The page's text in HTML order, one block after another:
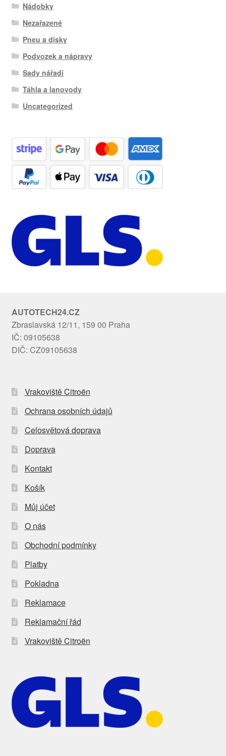
Nádobky
Nezařazené
Pneu a disky
Podvozek a nápravy
Sady nářadí
Táhla a lanovody
Uncategorized
AUTOTECH24.CZ
Zbraslavská 12/11, 159 00 Praha
IČ: 09105638
DIČ: CZ09105638
Vrakoviště Citroën
Ochrana osobních údajů
Celosvětová doprava
Doprava
Kontakt
Košík
Můj účet
O nás
Obchodní podmínky
Platby
Pokladna
Reklamace
Reklamační řád
Vrakoviště Citroën